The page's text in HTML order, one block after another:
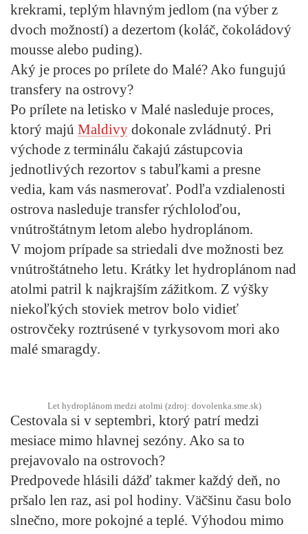
krekrami, teplým hlavným jedlom (na výber z
dvoch možností) a dezertom (koláč, čokoládový
mousse alebo puding).
Aký je proces po prílete do Malé? Ako fungujú
transfery na ostrovy?
Po prílete na letisko v Malé nasleduje proces,
ktorý majú Maldivy dokonale zvládnutý. Pri
východe z terminálu čakajú zástupcovia
jednotlivých rezortov s tabuľkami a presne
vedia, kam vás nasmerovať. Podľa vzdialenosti
ostrova nasleduje transfer rýchloloďou,
vnútroštátnym letom alebo hydroplánom.
V mojom prípade sa striedali dve možnosti bez
vnútroštátneho letu. Krátky let hydroplánom nad
atolmi patril k najkrajším zážitkom. Z výšky
niekoľkých stoviek metrov bolo vidieť
ostrovčeky roztrúsené v tyrkysovom mori ako
malé smaragdy.
Let hydroplánom medzi atolmi (zdroj: dovolenka.sme.sk)
Cestovala si v septembri, ktorý patrí medzi
mesiace mimo hlavnej sezóny. Ako sa to
prejavovalo na ostrovoch?
Predpovede hlásili dážď takmer každý deň, no
pršalo len raz, asi pol hodiny. Väčšinu času bolo
slnečno, more pokojné a teplé. Výhodou mimo